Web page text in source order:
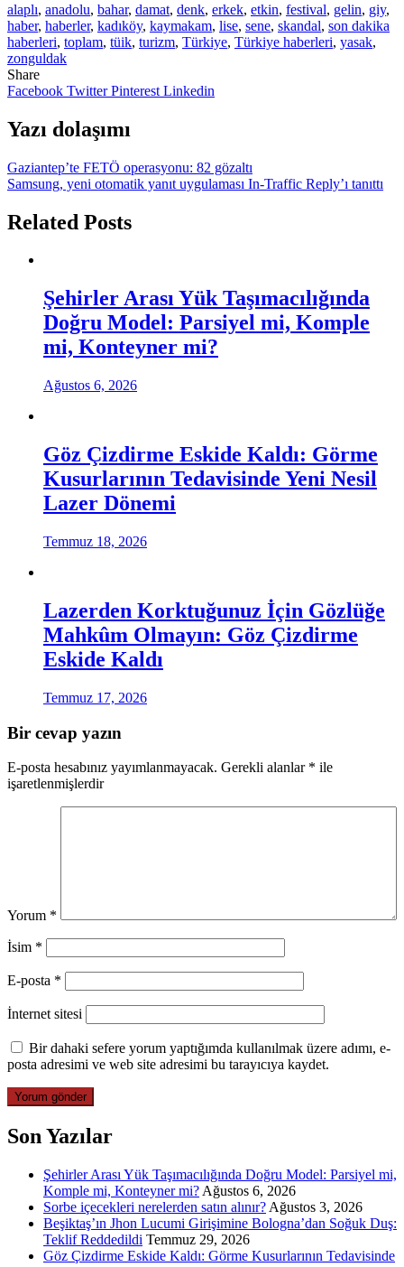
alaplı, anadolu, bahar, damat, denk, erkek, etkin, festival, gelin, giy,
haber, haberler, kadıköy, kaymakam, lise, sene, skandal, son dakika
haberleri, toplam, tüik, turizm, Türkiye, Türkiye haberleri, yasak,
zonguldak
Share
Facebook TwitterPinterest Linkedin
Yazı dolaşımı
Gaziantep’te FETÖ operasyonu: 82 gözaltı
Samsung, yeni otomatik yanıt uygulaması In-Traffic Reply’ı tanıttı
Related Posts
Şehirler Arası Yük Taşımacılığında
Doğru Model: Parsiyel mi, Komple
mi, Konteyner mi?
Ağustos 6, 2026
Göz Çizdirme Eskide Kaldı: Görme
Kusurlarının Tedavisinde Yeni Nesil
Lazer Dönemi
Temmuz 18, 2026
Lazerden Korktuğunuz İçin Gözlüğe
Mahkûm Olmayın: Göz Çizdirme
Eskide Kaldı
Temmuz 17, 2026
Bir cevap yazın
E-posta hesabınız yayımlanmayacak. Gerekli alanlar * ile
işaretlenmişlerdir
Yorum *
İsim *
E-posta *
İnternet sitesi
Bir dahaki sefere yorum yaptığımda kullanılmak üzere adımı, e-
posta adresimi ve web site adresimi bu tarayıcıya kaydet.
Son Yazılar
Şehirler Arası Yük Taşımacılığında Doğru Model: Parsiyel mi,
Komple mi, Konteyner mi? Ağustos 6, 2026
Sorbe içecekleri nerelerden satın alınır? Ağustos 3, 2026
Beşiktaş’ın Jhon Lucumi Girişimine Bologna’dan Soğuk Duş:
Teklif Reddedildi Temmuz 29, 2026
Göz Çizdirme Eskide Kaldı: Görme Kusurlarının Tedavisinde